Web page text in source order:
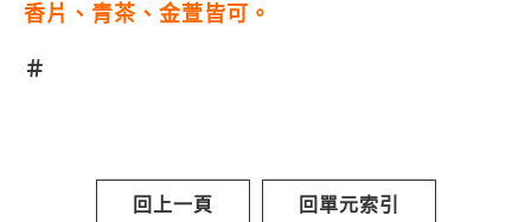
香片、青茶、金萱皆可。
＃
回上一頁 回單元索引